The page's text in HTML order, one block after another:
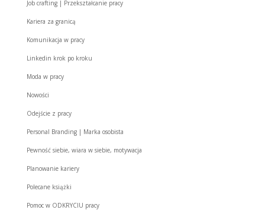
Job crafting | Przekształcanie pracy
Kariera za granicą
Komunikacja w pracy
Linkedin krok po kroku
Moda w pracy
Nowości
Odejście z pracy
Personal Branding | Marka osobista
Pewność siebie, wiara w siebie, motywacja
Planowanie kariery
Polecane książki
Pomoc w ODKRYCIU pracy